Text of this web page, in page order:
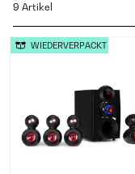
9 Artikel
WIEDERVERPACKT